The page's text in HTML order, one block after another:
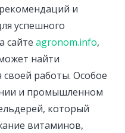
и
успешного
сайте agronom.info,
найти
работы. Особое
и промышленном
который
витаминов,